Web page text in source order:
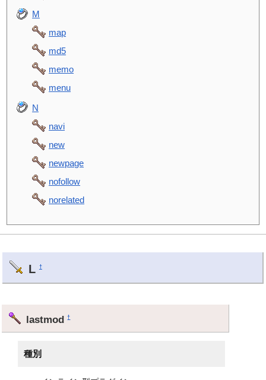
M
map
md5
memo
menu
N
navi
new
newpage
nofollow
norelated
L †
lastmod†
種別